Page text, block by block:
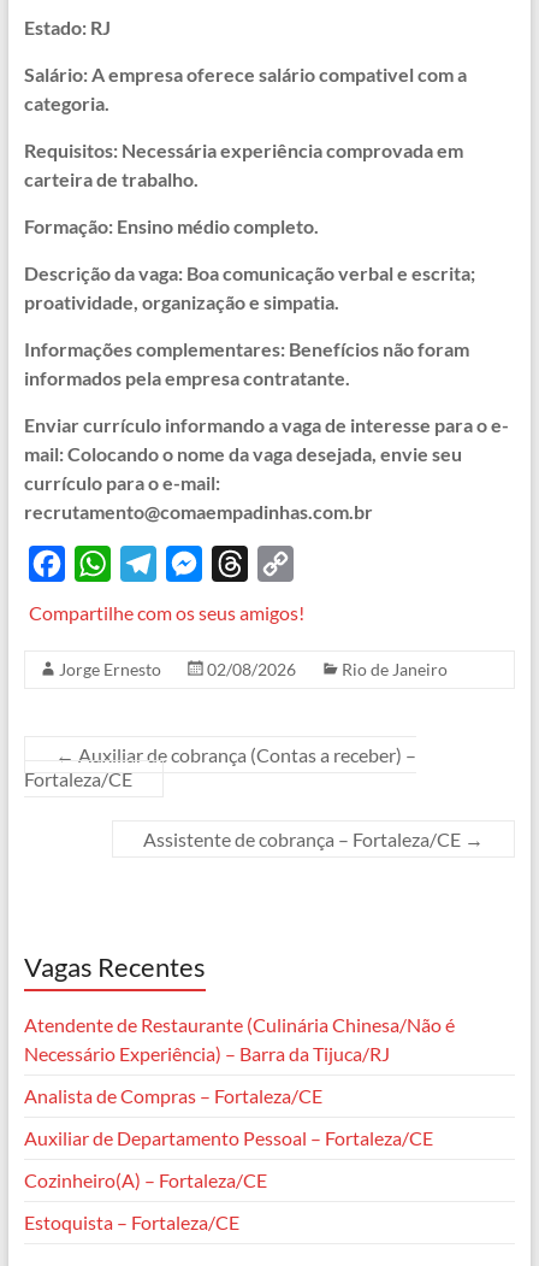
Estado: RJ
Salário: A empresa oferece salário compativel com a
categoria.
Requisitos: Necessária experiência comprovada em
carteira de trabalho.
Formação: Ensino médio completo.
Descrição da vaga: Boa comunicação verbal e escrita;
proatividade, organização e simpatia.
Informações complementares: Benefícios não foram
informados pela empresa contratante.
Enviar currículo informando a vaga de interesse para o e-
mail: Colocando o nome da vaga desejada, envie seu
currículo para o e-mail:
recrutamento@comaempadinhas.com.br
e
o
W
t
A
p
e
r
M
s
r
e
d
y
i
Compartilhe com os seus amigos!
Jorge Ernesto 02/08/2026 Rio de Janeiro
← Auxiliar de cobrança (Contas a receber) –
Fortaleza/CE
Assistente de cobrança – Fortaleza/CE →
Vagas Recentes
Atendente de Restaurante (Culinária Chinesa/Não é
Necessário Experiência) – Barra da Tijuca/RJ
Analista de Compras – Fortaleza/CE
Auxiliar de Departamento Pessoal – Fortaleza/CE
Cozinheiro(A) – Fortaleza/CE
Estoquista – Fortaleza/CE